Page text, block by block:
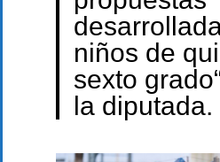
niños de
sexto
la diputada.